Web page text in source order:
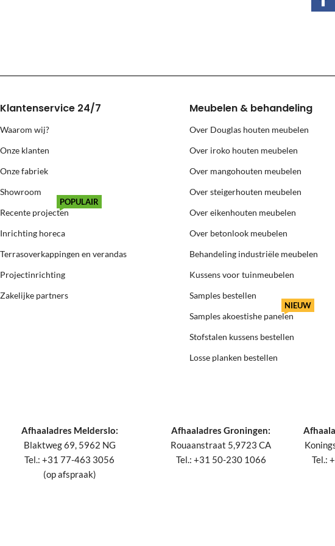
Klantenservice 24/7
Waarom wij?
Onze klanten
Onze fabriek
Showroom
Recente projecten
POPULAIR
Inrichting horeca
Terrasoverkappingen en verandas
Projectinrichting
Zakelijke partners
Meubelen & behandeling
Over Douglas houten meubelen
Over iroko houten meubelen
Over mangohouten meubelen
Over steigerhouten meubelen
Over eikenhouten meubelen
Over betonlook meubelen
Behandeling industriële meubelen
Kussens voor tuinmeubelen
Samples bestellen
Samples akoestishe panelen
NIEUW
Stofstalen kussens bestellen
Losse planken bestellen
Afhaaladres Melderslo:
Blaktweg 69, 5962 NG
Tel.: +31 77-463 3056
(op afspraak)
Afhaaladres Groningen:
Rouaanstraat 5,9723 CA
Tel.: +31 50-230 1066
Tel.: